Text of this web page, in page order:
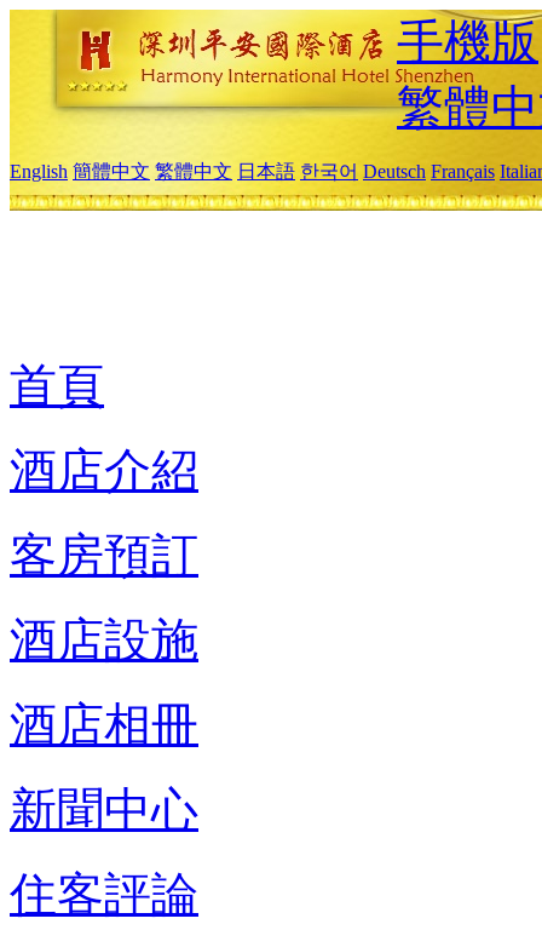
手機版
繁體
English 簡體中文 繁體中文 日本語 한국어 Deutsch Français
首頁
酒店介紹
客房預訂
酒店設施
酒店相冊
新聞中心
住客評論